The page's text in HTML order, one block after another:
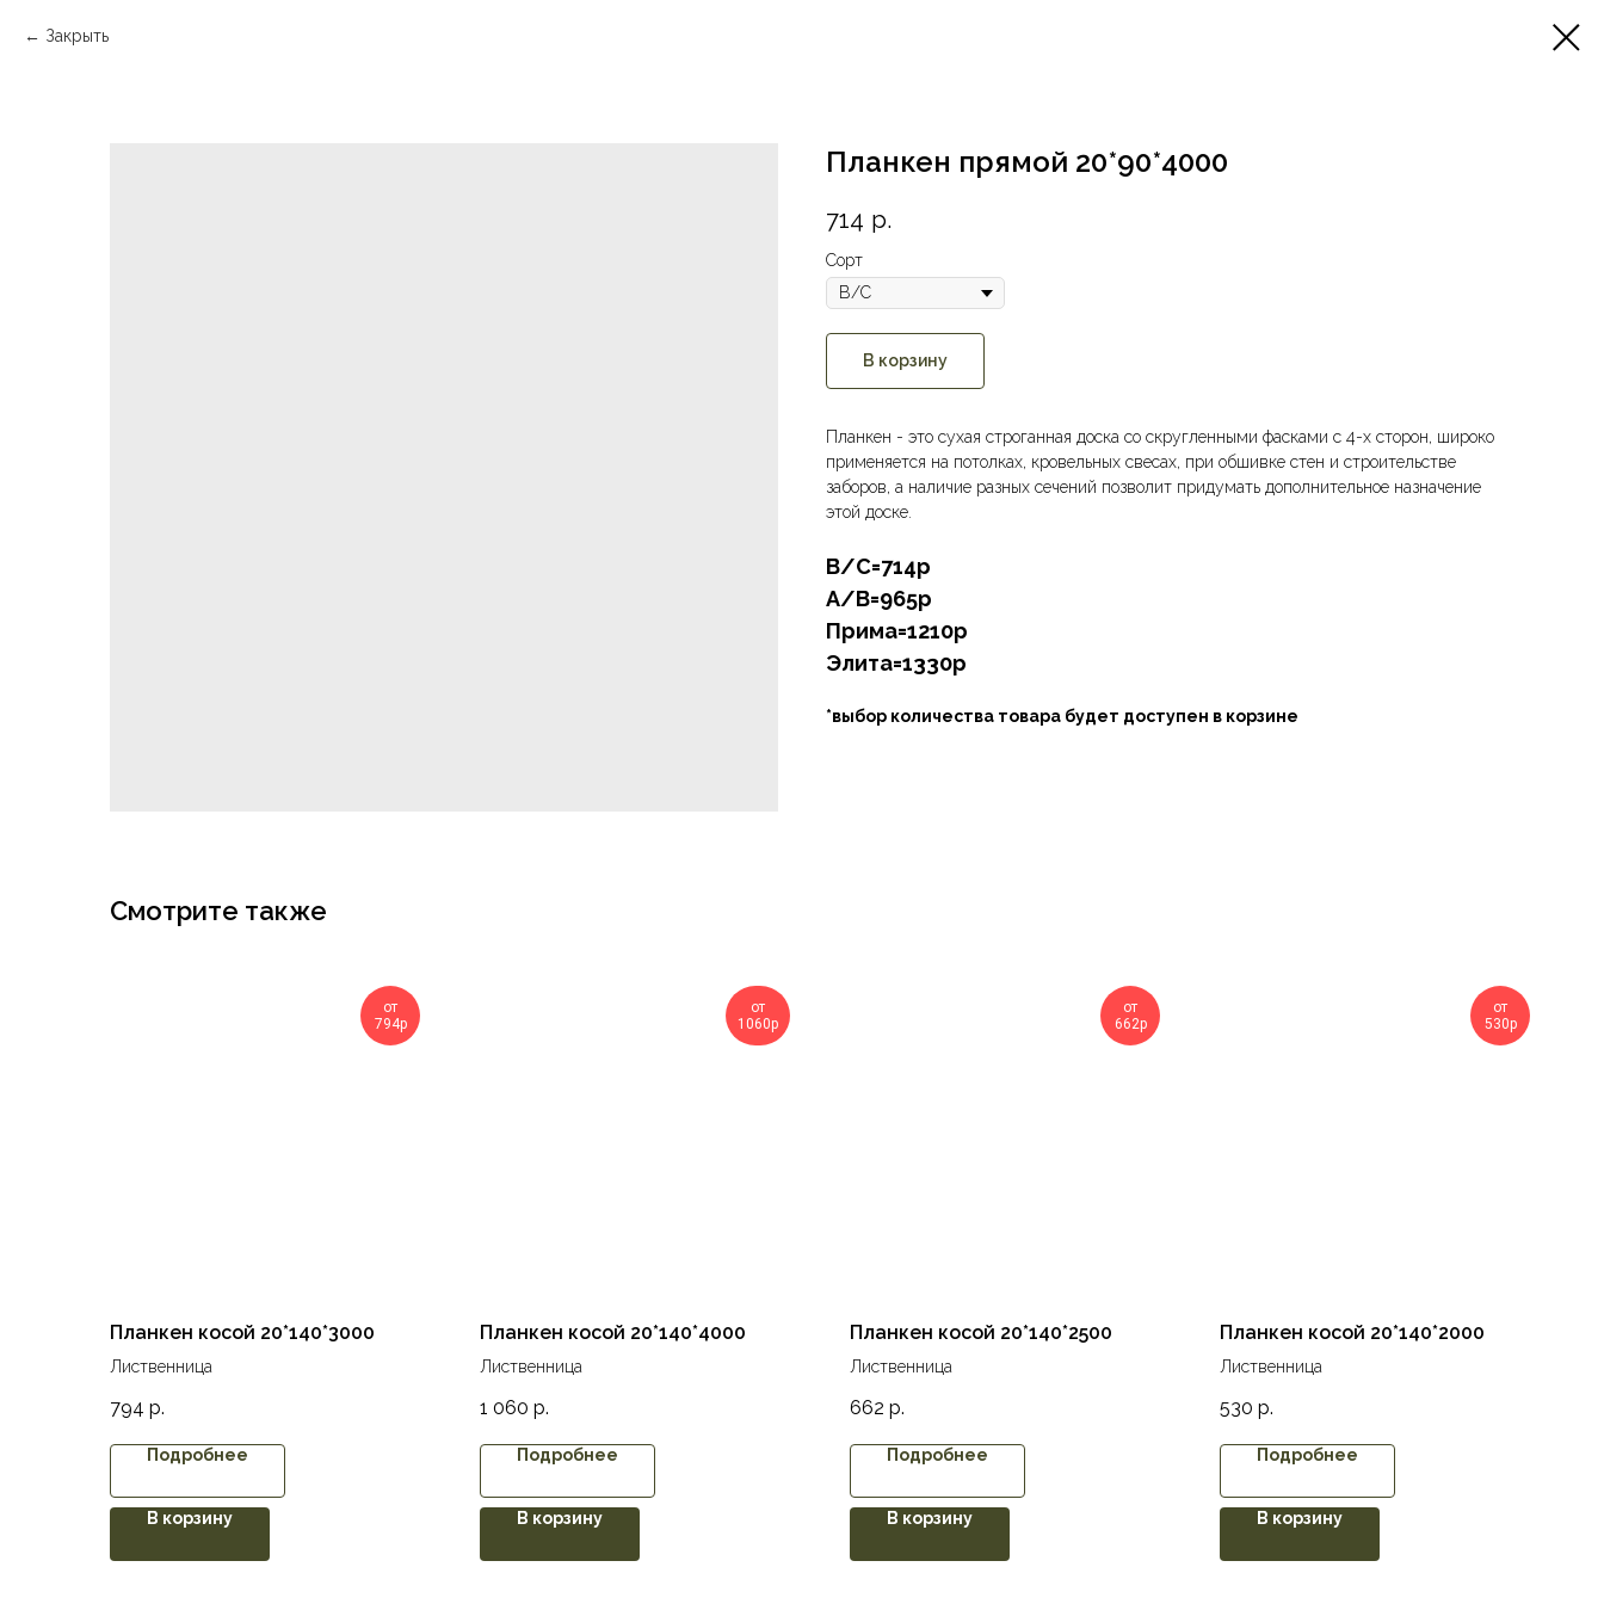
Закрыть
Планкен прямой 20*90*4000
714 р.
Сорт
В корзину
Планкен - это сухая строганная доска со скругленными фасками с 4-х сторон, широко
применяется на потолках, кровельных свесах, при обшивке стен и строительстве
заборов, а наличие разных сечений позволит придумать дополнительное назначение
этой доске.
В/С=714р
А/В=965р
Прима=1210р
Элита=1330р
*выбор количества товара будет доступен в корзине
Смотрите также
от
794р
Планкен косой 20*140*3000
Лиственница
794 р.
Подробнее
В корзину
от
1060р
Планкен косой 20*140*4000
Лиственница
1 060 р.
Подробнее
В корзину
от
662р
Планкен косой 20*140*2500
Лиственница
662 р.
Подробнее
В корзину
от
530р
Планкен косой 20*140*2000
Лиственница
530 р.
Подробнее
В корзину